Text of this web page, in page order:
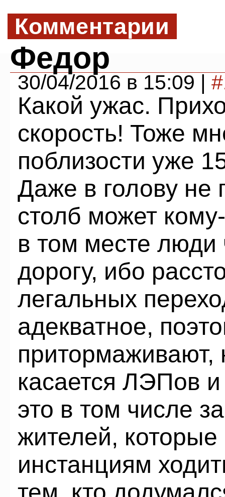
Комментарии
Федор
30/04/2016 в 15:09 |
Какой ужас.
скорость! Тоже
поблизости уже
Даже в голову не
столб может
в том месте люди
дорогу, ибо
легальных
адекватное,
притормаживают,
касается ЛЭПов
это в том числе
жителей,
инстанциям